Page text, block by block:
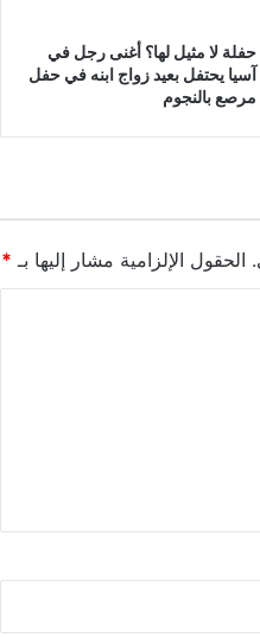
حفلة لا مثيل لها؟ أغنى رجل في
آسيا يحتفل بعيد زواج ابنه في حفل
مرصع بالنجوم
الحقول الإلزامية مشار إليها بـ *